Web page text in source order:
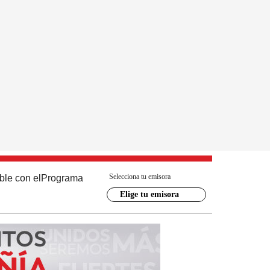
con el Programa Selecciona tu emisora
Elige tu emisora